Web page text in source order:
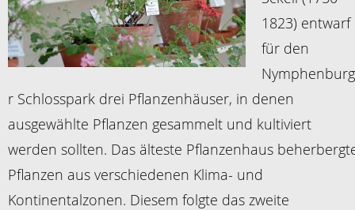
1823) entwarf
für den
r Schlosspark drei Pflanzenhäuser, in denen
ausgewählte Pflanzen gesammelt und kultiviert
werden sollten. Das älteste Pflanzenhaus
Pflanzen aus verschiedenen Klima- und
Kontinentalzonen. Diesem folgte das zweite